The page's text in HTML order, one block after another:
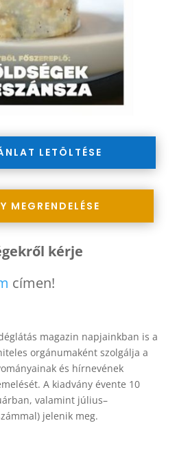
LETÖLTÉSE
MEGRENDELÉSE
kérje
címen!
magazin napjainkban is a
orgánumaként szolgálja a
és hírnevének
A kiadvány évente 10
valamint július–
jelenik meg.